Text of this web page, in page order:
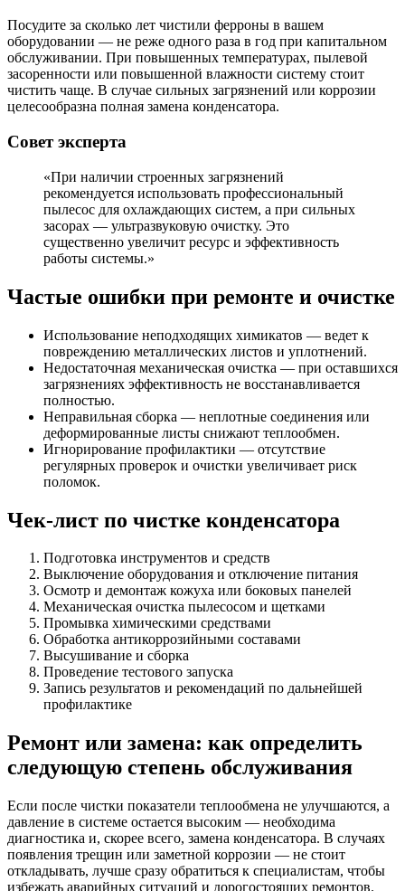
Посудите за сколько лет чистили ферроны в вашем
оборудовании — не реже одного раза в год при капитальном
обслуживании. При повышенных температурах, пылевой
засоренности или повышенной влажности систему стоит
чистить чаще. В случае сильных загрязнений или коррозии
целесообразна полная замена конденсатора.
Совет эксперта
«При наличии строенных загрязнений
рекомендуется использовать профессиональный
пылесос для охлаждающих систем, а при сильных
засорах — ультразвуковую очистку. Это
существенно увеличит ресурс и эффективность
работы системы.»
Частые ошибки при ремонте и очистке
Использование неподходящих химикатов — ведет к
повреждению металлических листов и уплотнений.
Недостаточная механическая очистка — при оставшихся
загрязнениях эффективность не восстанавливается
полностью.
Неправильная сборка — неплотные соединения или
деформированные листы снижают теплообмен.
Игнорирование профилактики — отсутствие
регулярных проверок и очистки увеличивает риск
поломок.
Чек-лист по чистке конденсатора
Подготовка инструментов и средств
Выключение оборудования и отключение питания
Осмотр и демонтаж кожуха или боковых панелей
Механическая очистка пылесосом и щетками
Промывка химическими средствами
Обработка антикоррозийными составами
Высушивание и сборка
Проведение тестового запуска
Запись результатов и рекомендаций по дальнейшей
профилактике
Ремонт или замена: как определить
следующую степень обслуживания
Если после чистки показатели теплообмена не улучшаются, а
давление в системе остается высоким — необходима
диагностика и, скорее всего, замена конденсатора. В случаях
появления трещин или заметной коррозии — не стоит
откладывать, лучше сразу обратиться к специалистам, чтобы
избежать аварийных ситуаций и дорогостоящих ремонтов.